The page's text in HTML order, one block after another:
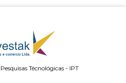
Técnológicas - IPT